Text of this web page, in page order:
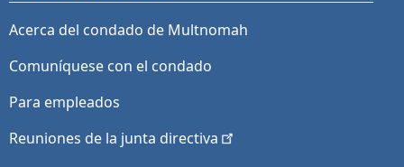
Acerca del condado de Multnomah
Comuníquese con el condado
Para empleados
Reuniones de la junta directiva